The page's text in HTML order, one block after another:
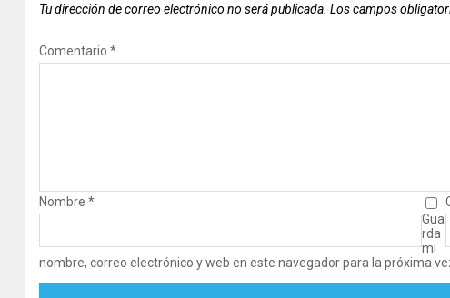
Tu dirección de correo electrónico no será publicada. Los campos
Comentario*
Nombre*
Gua
rda
mi
nombre, correo electrónico y web en este navegador para la próxima